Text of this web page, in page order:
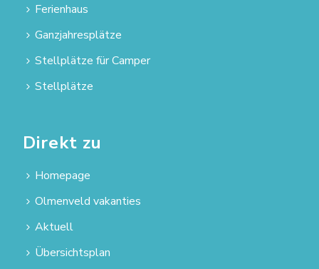
Ferienhaus
Ganzjahresplätze
Stellplätze für Camper
Stellplätze
Direkt zu
Homepage
Olmenveld vakanties
Aktuell
Übersichtsplan